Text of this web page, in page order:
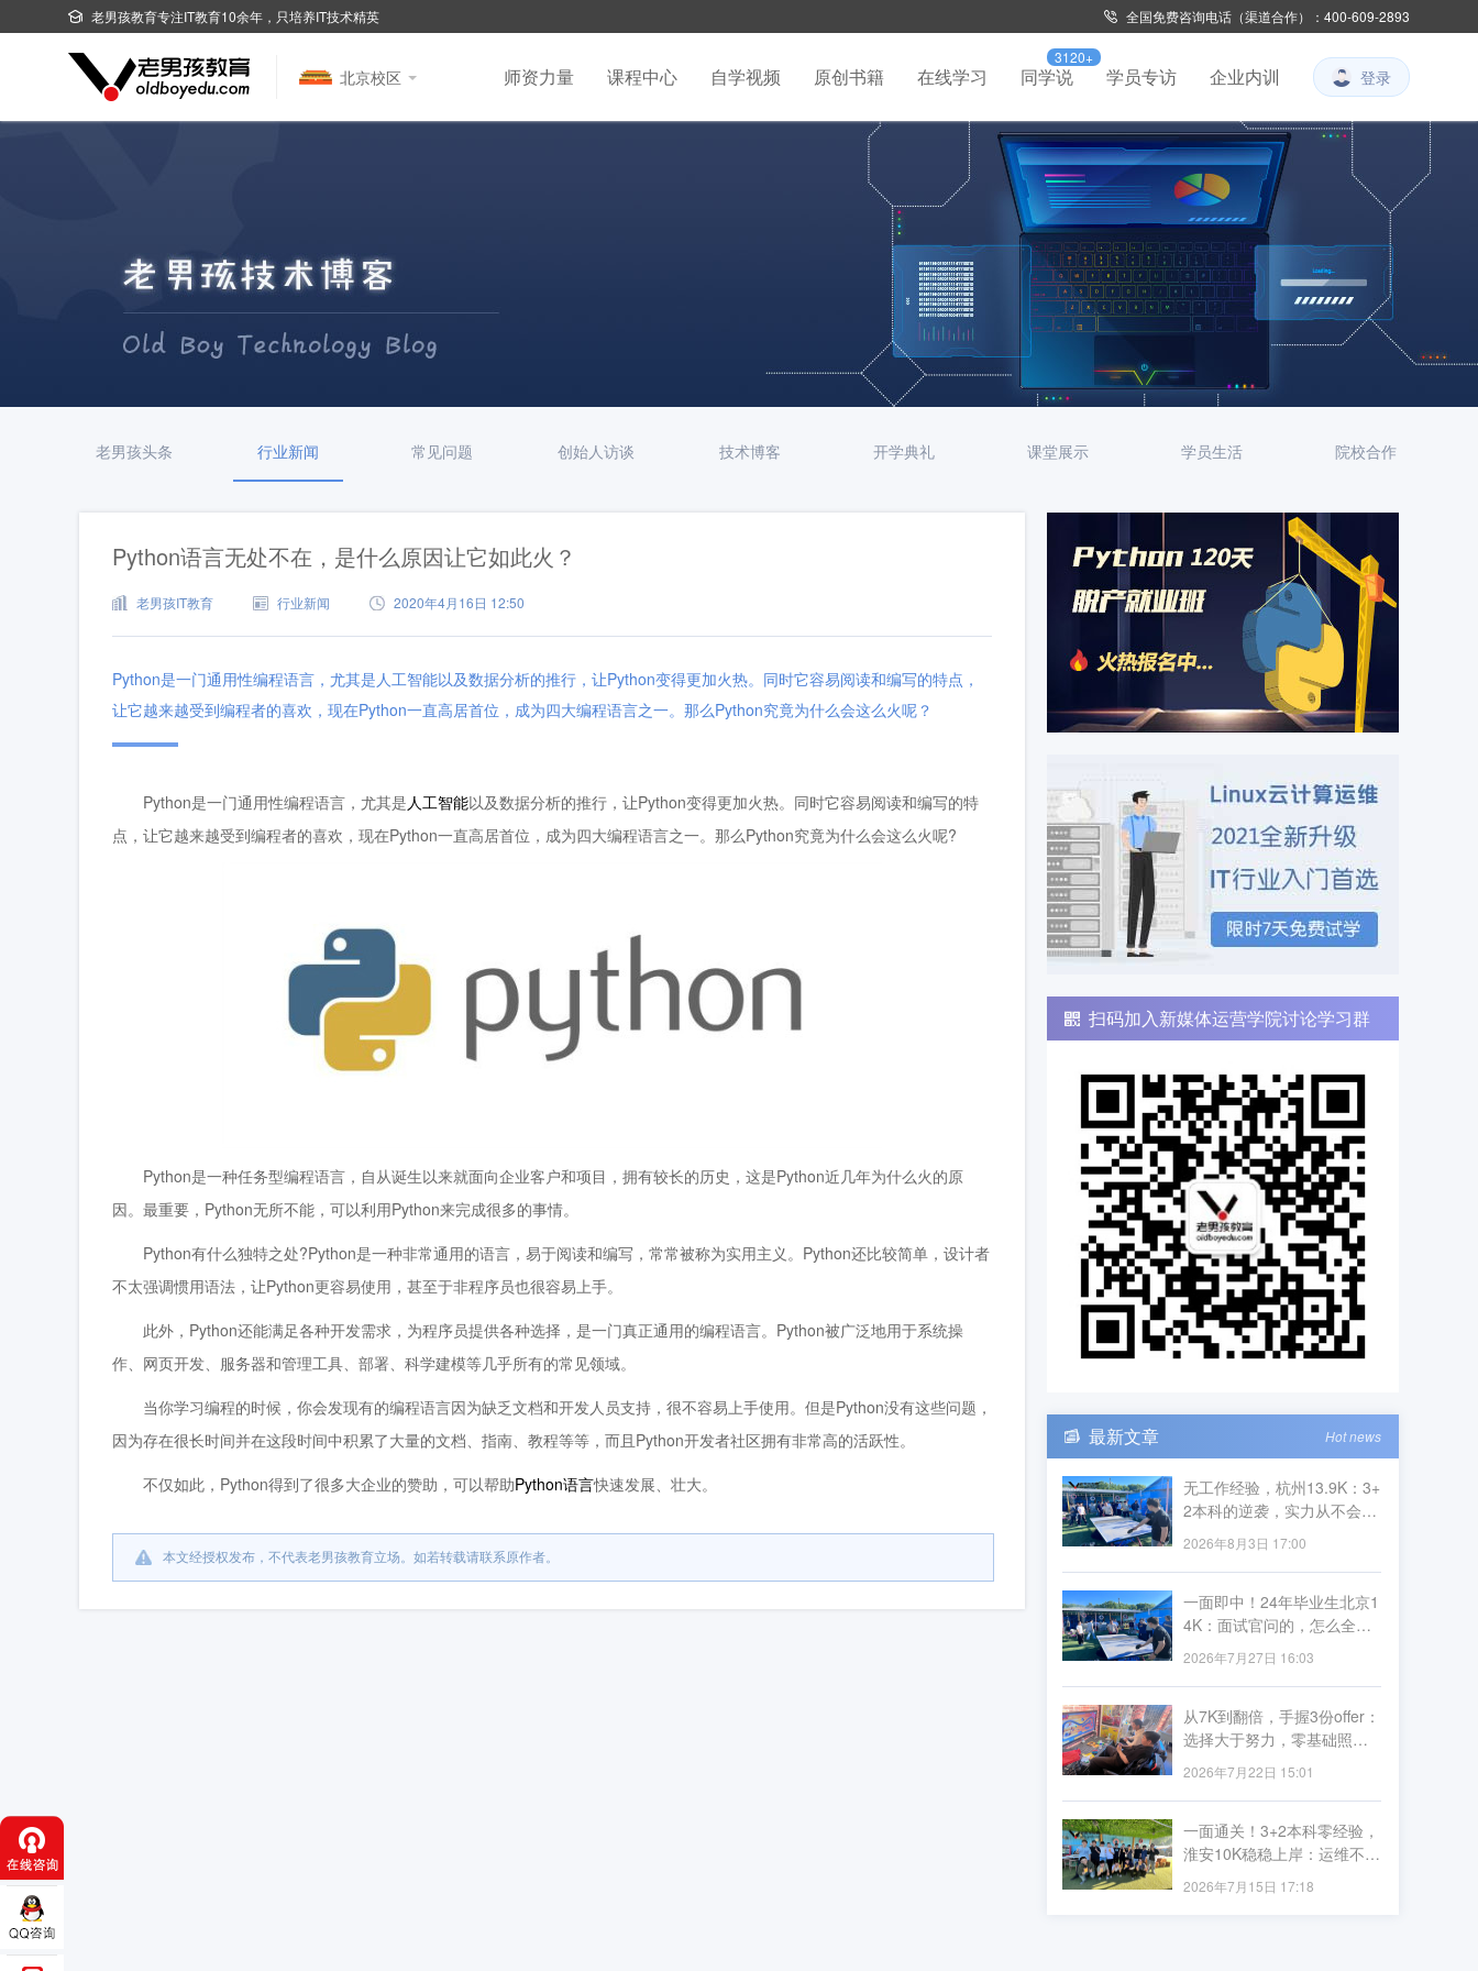
老男孩教育专注IT教育10余年，只培养IT技术精英 全国免费咨询电话（渠道合作）：400-609-2893
北京校区 师资力量 课程中心 自学视频 原创书籍 在线学习 同学说
3120+
学员专访 企业内训 登录
老男孩头条 行业新闻 常见问题 创始人访谈 技术博客 开学典礼 课堂展示 学员生活 院校合作
Python语言无处不在，是什么原因让它如此火？
老男孩IT教育 行业新闻 2020年4月16日 12:50
Python是一门通用性编程语言，尤其是人工智能以及数据分析的推行，让Python变得更加火热。同时它容易阅读和编写的特点，
让它越来越受到编程者的喜欢，现在Python一直高居首位，成为四大编程语言之一。那么Python究竟为什么会这么火呢？
Python是一门通用性编程语言，尤其是 人工智能以及数据分析的推行，让Python变得更加火热。同时它容易阅读和编写的特
点，让它越来越受到编程者的喜欢，现在Python一直高居首位，成为四大编程语言之一。那么Python究竟为什么会这么火呢?
Python是一种任务型编程语言，自从诞生以来就面向企业客户和项目，拥有较长的历史，这是Python近几年为什么火的原
因。最重要，Python无所不能，可以利用Python来完成很多的事情。
Python有什么独特之处?Python是一种非常通用的语言，易于阅读和编写，常常被称为实用主义。Python还比较简单，设计者
不太强调惯用语法，让Python更容易使用，甚至于非程序员也很容易上手。
此外，Python还能满足各种开发需求，为程序员提供各种选择，是一门真正通用的编程语言。Python被广泛地用于系统操
作、网页开发、服务器和管理工具、部署、科学建模等几乎所有的常见领域。
当你学习编程的时候，你会发现有的编程语言因为缺乏文档和开发人员支持，很不容易上手使用。但是Python没有这些问题，
因为存在很长时间并在这段时间中积累了大量的文档、指南、教程等等，而且Python开发者社区拥有非常高的活跃性。
不仅如此，Python得到了很多大企业的赞助，可以帮助Python语言快速发展、壮大。
本文经授权发布，不代表老男孩教育立场。如若转载请联系原作者。
扫码加入新媒体运营学院讨论学习群
最新文章 Hot news
无工作经验，杭州13.9K：3+
2本科的逆袭，实力从不会被
学历定义
2026年8月3日 17:00
一面即中！24年毕业生北京1
4K：面试官问的，怎么全是
李导讲过的？
2026年7月27日 16:03
从7K到翻倍，手握3份offer：
选择大于努力，零基础照样
薪资飞跃
2026年7月22日 15:01
一面通关！3+2本科零经验，
淮安10K稳稳上岸：运维不看
资历看实力
2026年7月15日 17:18